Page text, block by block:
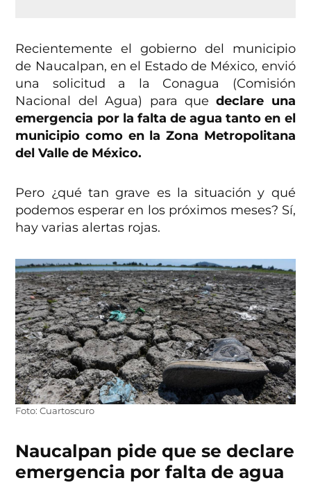
Recientemente el gobierno del municipio
de Naucalpan, en el Estado de México, envió
una solicitud a la Conagua (Comisión
Nacional del Agua) para quedeclare una
emergencia por la falta de agua tanto en el
municipio como en la Zona Metropolitana
del Valle de México.
Pero ¿qué tan grave es la situación y qué
podemos esperar en los próximos meses? Sí,
hay varias alertas rojas.
Foto: Cuartoscuro
Naucalpan pide que se declare
emergencia por falta de agua